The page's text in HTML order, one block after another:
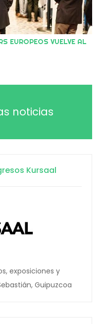
EUROPEOS VUELVE AL
noticias
Kursaal
exposiciones y
Guipuzcoa